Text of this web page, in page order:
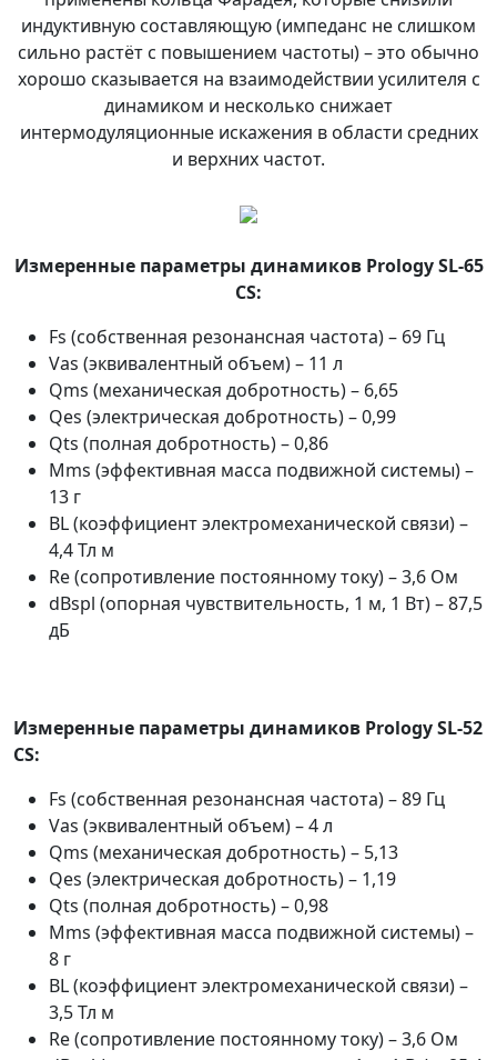
индуктивную составляющую (импеданс не слишком
сильно растёт с повышением частоты) – это обычно
хорошо сказывается на взаимодействии усилителя с
динамиком и несколько снижает
интермодуляционные искажения в области средних
и верхних частот.
Измеренные параметры динамиков Prology SL-65
CS:
Fs (собственная резонансная частота) – 69 Гц
Vas (эквивалентный объем) – 11 л
Qms (механическая добротность) – 6,65
Qes (электрическая добротность) – 0,99
Qts (полная добротность) – 0,86
Mms (эффективная масса подвижной системы) –
13 г
BL (коэффициент электромеханической связи) –
4,4 Тл м
Re (сопротивление постоянному току) – 3,6 Ом
dBspl (опорная чувствительность, 1 м, 1 Вт) – 87,5
дБ
Измеренные параметры динамиков Prology SL-52
CS:
Fs (собственная резонансная частота) – 89 Гц
Vas (эквивалентный объем) – 4 л
Qms (механическая добротность) – 5,13
Qes (электрическая добротность) – 1,19
Qts (полная добротность) – 0,98
Mms (эффективная масса подвижной системы) –
8 г
BL (коэффициент электромеханической связи) –
3,5 Тл м
Re (сопротивление постоянному току) – 3,6 Ом